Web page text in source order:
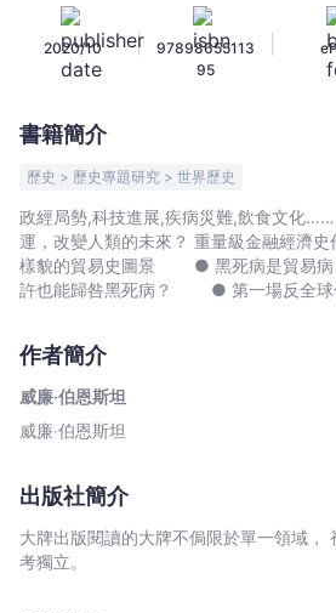
塑
世
從
石
器
代
數
位
代，
越
2020/10 |
97898655113
95
書籍簡介
歷史 > 歷史專題研究 > 世界歷史
政經局勢,科技進展,疾病災難,飲食文化
運，改變人類的未來？ 重量級金融經濟
樣貌的貿易史圖景 ● 黑死病是貿易病？伊斯蘭教的大分裂，或
許也能歸咎黑死病？ ● 第一場反全球
斯林國度曾為世界商業霸主，為何新近復
轉全球局勢？ ● 中美貿易關係緊繃的根源為
形依賴不停流動的貿易，讓人類既繁榮又脆弱── 為何
各國，能奉行保護主義的貿易政策而沒什
全球政治,經濟與文化，使某些國家趁勢崛
振？ 貿易不僅影響了世界的發展，改變了人類的命運， 更
預告了國際政經局勢的開端── 作者綜觀全局，視野恢弘地解讀
貿易的歷史，其以精湛的手法把精選故事
作者簡介
威廉‧伯恩斯坦
威廉‧伯恩斯坦
出版社簡介
大牌出版閱讀的大牌不侷限於單一領域，
考獨立。